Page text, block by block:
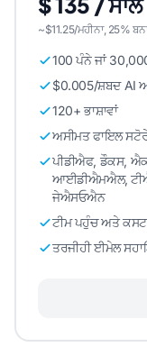
~$11.25/ਮਹੀਨਾ, 25%
100 ਪੰਨੇ ਜਾਂ
$0.005/ਸ਼ਬਦ AI
120+ ਭਾਸ਼ਾਵਾਂ
ਅਸੀਮਤ ਫਾਇਲ
ਪੀਡੀਐਫ, ਡੌਕਸ,
ਆਈਡੀਐਮਐਲ,
ਜੇਐਸਓਐਨ
ਟੀਮ ਪਹੁੰਚ ਅਤੇ
ਤਰਜੀਹੀ ਈਮੇਲ